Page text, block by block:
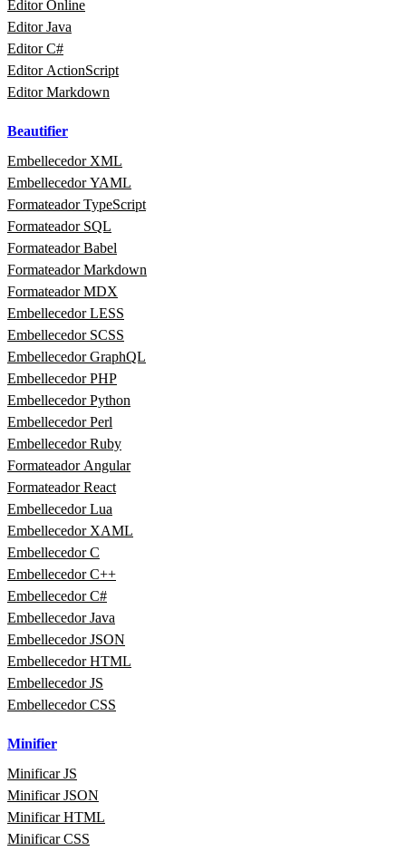
Editor Online
Editor Java
Editor C#
Editor ActionScript
Editor Markdown
Beautifier
Embellecedor XML
Embellecedor YAML
Formateador TypeScript
Formateador SQL
Formateador Babel
Formateador Markdown
Formateador MDX
Embellecedor LESS
Embellecedor SCSS
Embellecedor GraphQL
Embellecedor PHP
Embellecedor Python
Embellecedor Perl
Embellecedor Ruby
Formateador Angular
Formateador React
Embellecedor Lua
Embellecedor XAML
Embellecedor C
Embellecedor C++
Embellecedor C#
Embellecedor Java
Embellecedor JSON
Embellecedor HTML
Embellecedor JS
Embellecedor CSS
Minifier
Minificar JS
Minificar JSON
Minificar HTML
Minificar CSS